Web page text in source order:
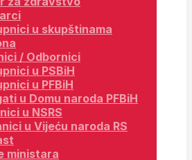
u skupštinama
/ Odbornici
u PSBiH
u PFBiH
u Domu naroda PFBiH
u NSRS
u Vijeću naroda RS
ministara